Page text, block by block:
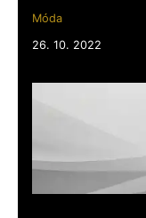
Móda
26. 10. 2022